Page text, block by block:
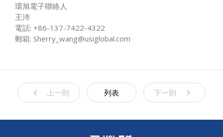
環旭電子聯絡人
王沛
電話: +86-137-7422-4322
郵箱: Sherry_wang@usiglobal.com
上一則 列表 下一則